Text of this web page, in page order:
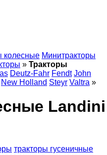
колесные Минитракторы
» Тракторы
Deutz-Fahr Fendt John
New Holland Steyr Valtra »
Landini
тракторы гусеничные